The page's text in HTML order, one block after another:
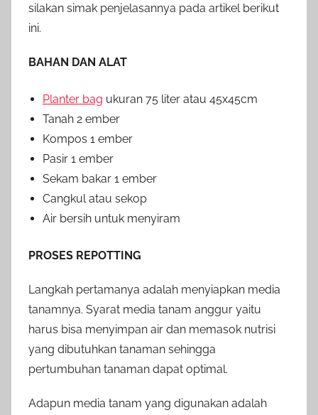
silakan simak penjelasannya pada artikel berikut
ini.
BAHAN DAN ALAT
Planter bag ukuran 75 liter atau 45x45cm
Tanah 2 ember
Kompos 1 ember
Pasir 1 ember
Sekam bakar 1 ember
Cangkul atau sekop
Air bersih untuk menyiram
PROSES REPOTTING
Langkah pertamanya adalah menyiapkan media
tanamnya. Syarat media tanam anggur yaitu
harus bisa menyimpan air dan memasok nutrisi
yang dibutuhkan tanaman sehingga
pertumbuhan tanaman dapat optimal.
Adapun media tanam yang digunakan adalah